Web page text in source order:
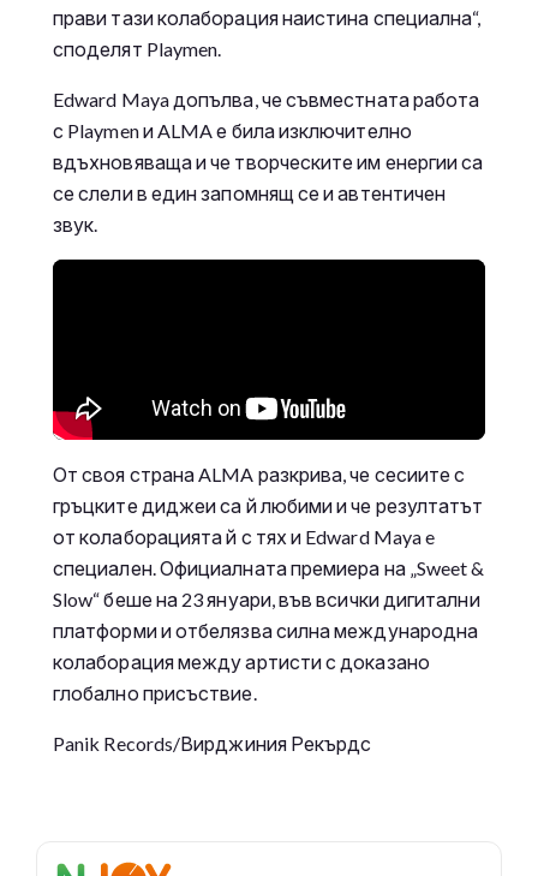
прави тази колаборация наистина специална“,
споделят Playmen.
Edward Maya допълва, че съвместната работа
с Playmen и ALMA е била изключително
вдъхновяваща и че творческите им енергии са
се слели в един запомнящ се и автентичен
звук.
От своя страна ALMA разкрива, че сесиите с
гръцките диджеи са й любими и че резултатът
от колаборацията й с тях и Edward Maya e
специален. Официалната премиера на „Sweet &
Slow“ беше на 23 януари, във всички дигитални
платформи и отбелязва силна международна
колаборация между артисти с доказано
глобално присъствие.
Panik Records/Вирджиния Рекърдс